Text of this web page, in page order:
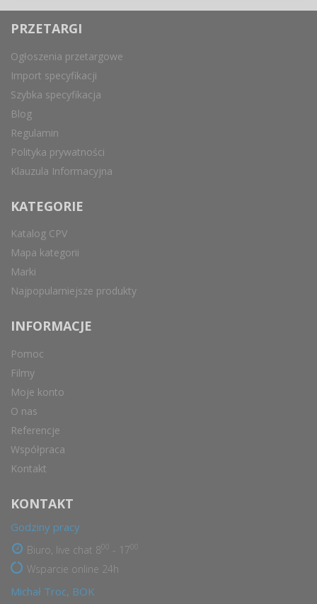
PRZETARGI
Ogłoszenia przetargowe
Import specyfikacji
Szybka specyfikacja
Blog
Regulamin
Polityka prywatności
Klauzula Informacyjna
KATEGORIE
Katalog CPV
Mapa kategorii
Marki
Najpopularniejsze produkty
INFORMACJE
Pomoc
Filmy
Moje konto
O nas
Referencje
Współpraca
Kontakt
KONTAKT
Godziny pracy
Biuro, live chat 8 - 17
Wsparcie online 24h
Michał Troc, BOK